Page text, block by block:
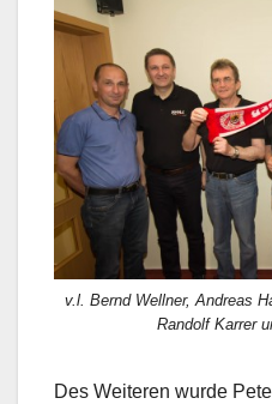
v.l. Bernd Wellner, Andreas
Randolf Karrer
Des Weiteren wurde